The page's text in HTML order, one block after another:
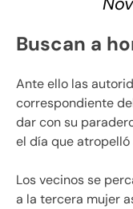
Buscan a
Ante ello las
correspondiente
dar con su
el día que atropelló
Los vecinos se
a la tercera mujer